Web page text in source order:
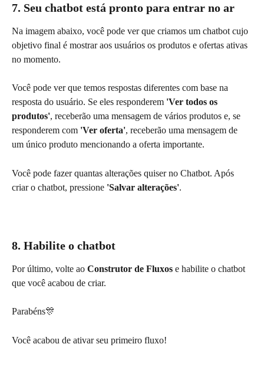
7. Seu chatbot está pronto para entrar no ar
Na imagem abaixo, você pode ver que criamos um chatbot cujo
objetivo final é mostrar aos usuários os produtos e ofertas ativas
no momento.
Você pode ver que temos respostas diferentes com base na
resposta do usuário. Se eles responderem 'Ver todos os
produtos', receberão uma mensagem de vários produtos e, se
responderem com 'Ver oferta', receberão uma mensagem de
um único produto mencionando a oferta importante.
Você pode fazer quantas alterações quiser no Chatbot. Após
criar o chatbot, pressione 'Salvar alterações'.
8. Habilite o chatbot
Por último, volte ao Construtor de Fluxos e habilite o chatbot
que você acabou de criar.
Parabéns🎊
Você acabou de ativar seu primeiro fluxo!